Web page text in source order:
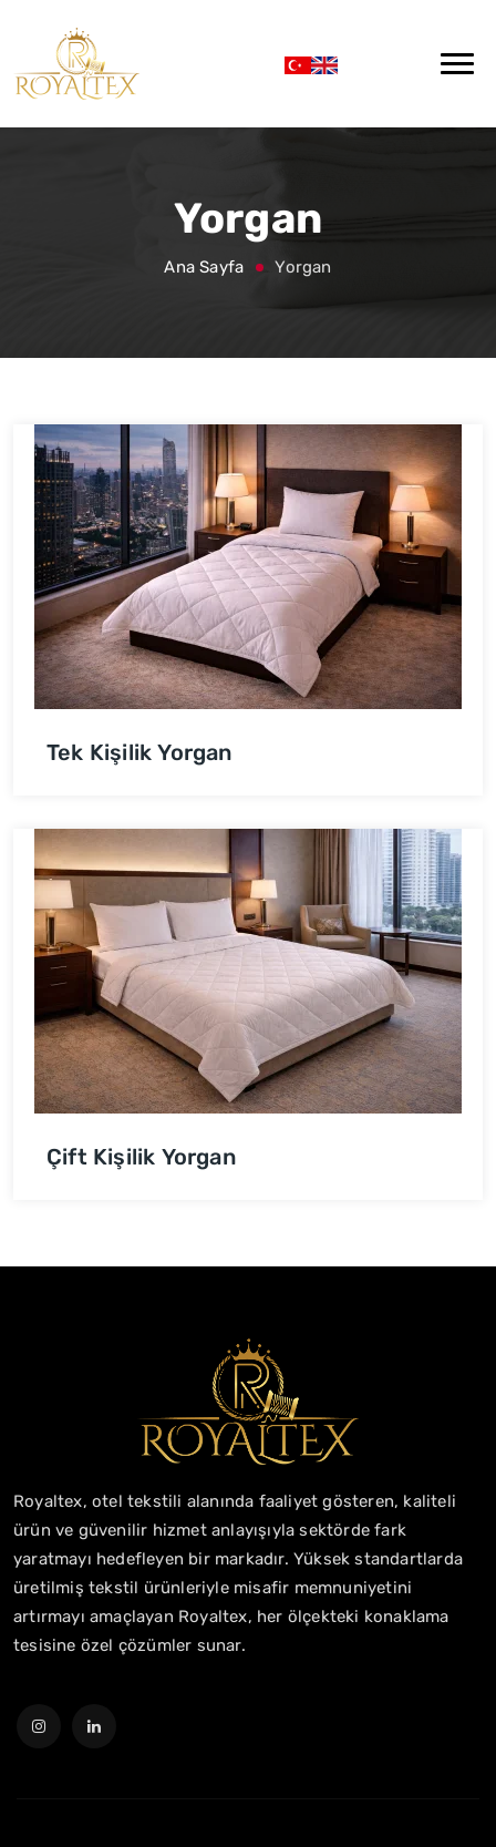
Yorgan
Ana Sayfa Yorgan
Tek Kişilik Yorgan
Çift Kişilik Yorgan
Royaltex, otel tekstili alanında faaliyet gösteren, kaliteli
ürün ve güvenilir hizmet anlayışıyla sektörde fark
yaratmayı hedefleyen bir markadır. Yüksek standartlarda
üretilmiş tekstil ürünleriyle misafir memnuniyetini
artırmayı amaçlayan Royaltex, her ölçekteki konaklama
tesisine özel çözümler sunar.